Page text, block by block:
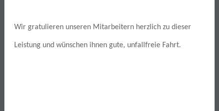
Wir gratulieren unseren Mitarbeitern herzlich zu dieser
Leistung und wünschen ihnen gute, unfallfreie Fahrt.